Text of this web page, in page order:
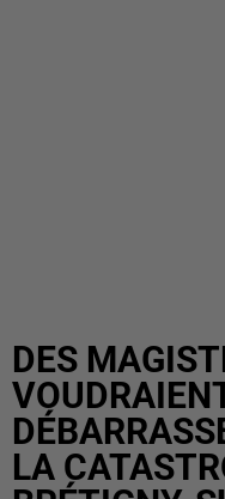
DES
LA